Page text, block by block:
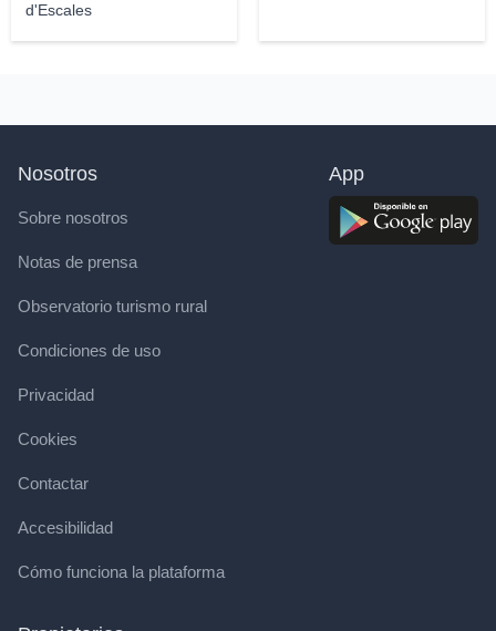
d'Escales
Nosotros
Sobre nosotros
Notas de prensa
Observatorio turismo rural
Condiciones de uso
Privacidad
Cookies
Contactar
Accesibilidad
Cómo funciona la plataforma
App